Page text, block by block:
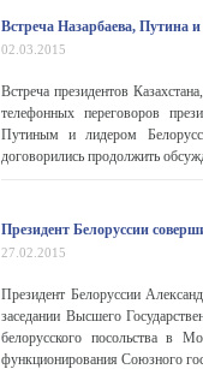
Встреча Назарбаева, Путина
02.03.2015
Встреча президентов
телефонных переговоров
Путиным и лидером
договорились продолжить
Президент Белоруссии
27.02.2015
Президент Белоруссии
заседании Высшего
белорусского посольства в
функционирования Союзного